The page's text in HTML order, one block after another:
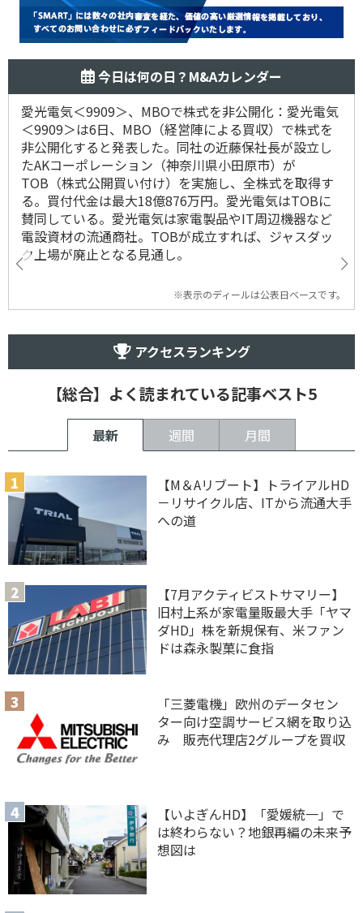
今日は何の日？M&Aカレンダー
愛光電気＜9909＞、MBOで株式を非公開化：愛光電気
＜9909＞は6日、MBO（経営陣による買収）で株式を
非公開化すると発表した。同社の近藤保社長が設立し
たAKコーポレーション（神奈川県小田原市）が
TOB（株式公開買い付け）を実施し、全株式を取得す
る。買付代金は最大18億876万円。愛光電気はTOBに
賛同している。愛光電気は家電製品やIT周辺機器など
電設資材の流通商社。TOBが成立すれば、ジャスダッ
ク上場が廃止となる見通し。
※表示のディールは公表日ベースです。
アクセスランキング
【総合】よく読まれている記事ベスト5
最新 週間 月間
【M＆Aリブート】トライアルHD
－リサイクル店、ITから流通大手
への道
【7月アクティビストサマリー】
旧村上系が家電量販最大手「ヤマ
ダHD」株を新規保有、米ファン
ドは森永製菓に食指
「三菱電機」欧州のデータセン
ター向け空調サービス網を取り込
み 販売代理店2グループを買収
【いよぎんHD】「愛媛統一」で
は終わらない？地銀再編の未来予
想図は